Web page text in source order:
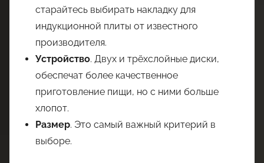
старайтесь выбирать накладку для
индукционной плиты от известного
производителя.
Устройство. Двух и трёхслойные диски,
обеспечат более качественное
приготовление пищи, но с ними больше
хлопот.
Размер. Это самый важный критерий в
выборе.